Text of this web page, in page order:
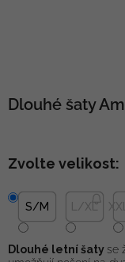
Dlouhé šaty
Zvolte velikost:
S/M L/XL
Dlouhé letní šaty se